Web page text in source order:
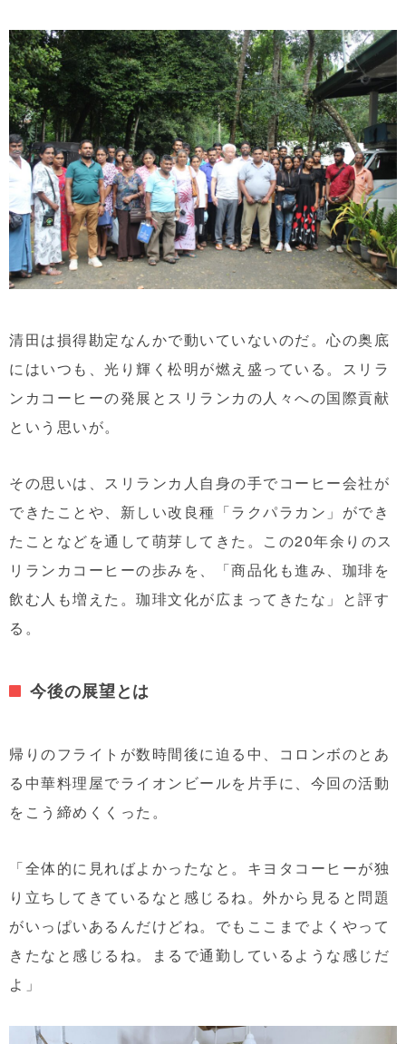
清田は損得勘定なんかで動いていないのだ。心の奥底
にはいつも、光り輝く松明が燃え盛っている。スリラ
ンカコーヒーの発展とスリランカの人々への国際貢献
という思いが。
その思いは、スリランカ人自身の手でコーヒー会社が
できたことや、新しい改良種「ラクパラカン」ができ
たことなどを通して萌芽してきた。この20年余りのス
リランカコーヒーの歩みを、「商品化も進み、珈琲を
飲む人も増えた。珈琲文化が広まってきたな」と評す
る。
今後の展望とは
帰りのフライトが数時間後に迫る中、コロンボのとあ
る中華料理屋でライオンビールを片手に、今回の活動
をこう締めくくった。
「全体的に見ればよかったなと。キヨタコーヒーが独
り立ちしてきているなと感じるね。外から見ると問題
がいっぱいあるんだけどね。でもここまでよくやって
きたなと感じるね。まるで通勤しているような感じだ
よ」